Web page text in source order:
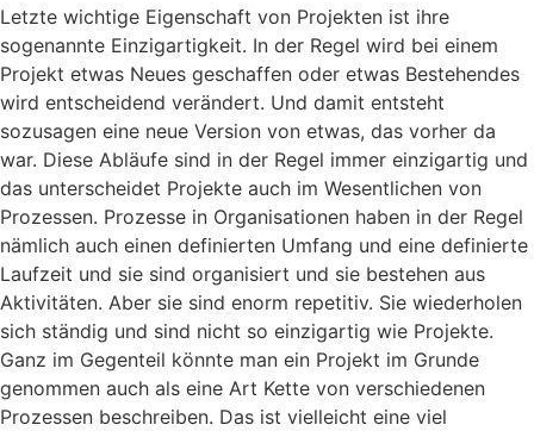
Letzte wichtige Eigenschaft von Projekten ist ihre
sogenannte Einzigartigkeit. In der Regel wird bei einem
Projekt etwas Neues geschaffen oder etwas Bestehendes
wird entscheidend verändert. Und damit entsteht
sozusagen eine neue Version von etwas, das vorher da
war. Diese Abläufe sind in der Regel immer einzigartig und
das unterscheidet Projekte auch im Wesentlichen von
Prozessen. Prozesse in Organisationen haben in der Regel
nämlich auch einen definierten Umfang und eine definierte
Laufzeit und sie sind organisiert und sie bestehen aus
Aktivitäten. Aber sie sind enorm repetitiv. Sie wiederholen
sich ständig und sind nicht so einzigartig wie Projekte.
Ganz im Gegenteil könnte man ein Projekt im Grunde
genommen auch als eine Art Kette von verschiedenen
Prozessen beschreiben. Das ist vielleicht eine viel